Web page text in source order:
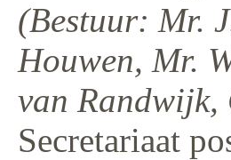
(Bestuur: Mr.
Houwen, Mr.
van Randwijk,
Secretariaat